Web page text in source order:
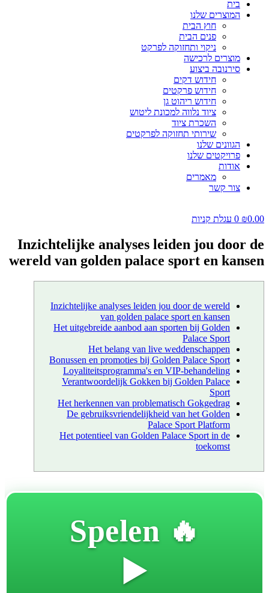
בית
המוצרים שלנו
חוץ הבית
פנים הבית
ניקוי ותחזוקה לפרקט
מוצרים לרכישה
סירנובה ביצוע
חידוש דקים
חידוש פרקטים
חידוש ריהוט גן
ציוד נלווה למכונת ליטוש
השכרת ציוד
שירותי תחזוקה לפרקטים
הגוונים שלנו
פרויקטים שלנו
אודות
מאמרים
צור קשר
₪0.00
0 עגלת קניות
Inzichtelijke analyses leiden jou door de
wereld van golden palace sport en kansen
Inzichtelijke analyses leiden jou door de wereld
van golden palace sport en kansen
Het uitgebreide aanbod aan sporten bij Golden
Palace Sport
Het belang van live weddenschappen
Bonussen en promoties bij Golden Palace Sport
Loyaliteitsprogramma's en VIP-behandeling
Verantwoordelijk Gokken bij Golden Palace
Sport
Het herkennen van problematisch Gokgedrag
De gebruiksvriendelijkheid van het Golden
Palace Sport Platform
Het potentieel van Golden Palace Sport in de
toekomst
🔥 Spelen
▶️